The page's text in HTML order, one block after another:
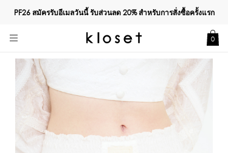
PF26 สมัครรับอีเมลวันนี้ รับส่วนลด20%สำหรับการสั่งซื้อครั้งแรก
0